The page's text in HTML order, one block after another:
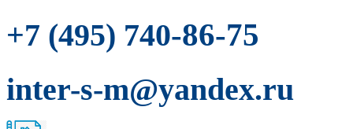
+7 (495) 740-86-75
inter-s-m@yandex.ru